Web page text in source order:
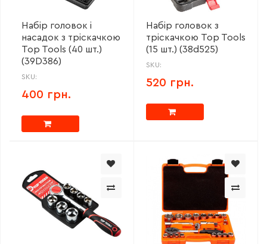
Набір головок і
насадок з тріскачкою
Top Tools (40 шт.)
(39D386)
SKU:
400 грн.
Набір головок з
тріскачкою Top Tools
(15 шт.) (38d525)
SKU:
520 грн.